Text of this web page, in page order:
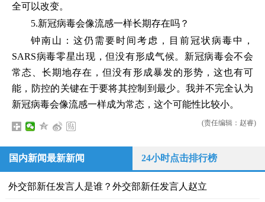
全可以改变。
5.新冠病毒会像流感一样长期存在吗？
钟南山：这仍需要时间考虑，目前冠状病毒中，
SARS病毒零星出现，但没有形成气候。新冠病毒会不会
常态、长期地存在，但没有形成暴发的形势，这也有可
能，防控的关键在于要将其控制到最少。我并不完全认为
新冠病毒会像流感一样成为常态，这个可能性比较小。
(责任编辑：赵睿)
国内新闻最新新闻 24小时点击排行榜
外交部新任发言人是谁？外交部新任发言人赵立